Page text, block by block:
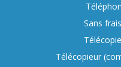
Sans
Télécopieur